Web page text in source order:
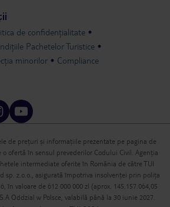
de confidențialitate
Pachetelor Turistice
minorilor
Compliance
de prețuri și informațiile prezentate pe pagina de
ofertă în sensul prevederilor Codului Civil. Agenția
intermediate oferite în România de către TUI
sp. z.o.o., asigurată împotriva insolvenței prin polița
în valoare de 612 000 000 zl (aprox. 145.157.064,05
Oddzial w Polsce, valabilă până la 30 iunie 2027.